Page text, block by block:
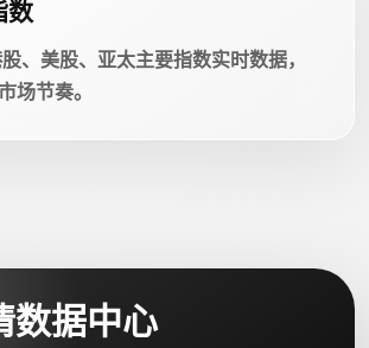
数
、美股、亚太主要指数实时数据，
场节奏。
数据中心